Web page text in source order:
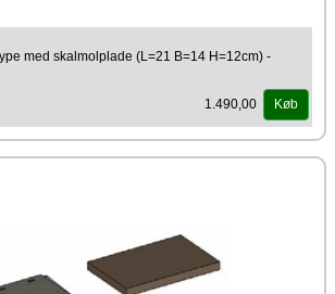
med skalmolplade (L=21 B=14 H=12cm) -
1.490,00 Køb